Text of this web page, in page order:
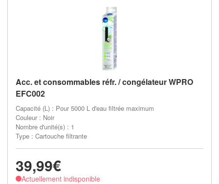
Acc. et consommables réfr. / congélateur WPRO
EFC002
Capacité (L) : Pour 5000 L d'eau filtrée maximum
Couleur : Noir
Nombre d'unité(s) : 1
Type : Cartouche filtrante
39,99€
Actuellement indisponible